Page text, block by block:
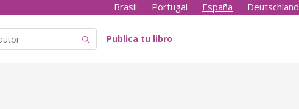
Brasil Portugal España Deutschland
Publica tu libro